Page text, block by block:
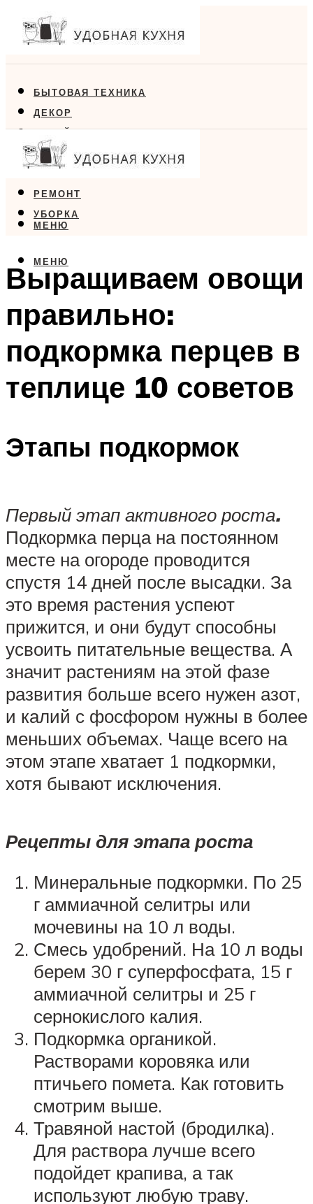
БЫТОВАЯ ТЕХНИКА
ДЕКОР
ДИЗАЙН
ЕДА
РЕМОНТ
УБОРКА
МЕНЮ
МЕНЮ
Выращиваем овощи
правильно:
подкормка перцев в
теплице 10 советов
Этапы подкормок
Первый этап активного роста.
Подкормка перца на постоянном
месте на огороде проводится
спустя 14 дней после высадки. За
это время растения успеют
прижится, и они будут способны
усвоить питательные вещества. А
значит растениям на этой фазе
развития больше всего нужен азот,
и калий с фосфором нужны в более
меньших объемах. Чаще всего на
этом этапе хватает 1 подкормки,
хотя бывают исключения.
Рецепты для этапа роста
Минеральные подкормки. По 25
г аммиачной селитры или
мочевины на 10 л воды.
Смесь удобрений. На 10 л воды
берем 30 г суперфосфата, 15 г
аммиачной селитры и 25 г
сернокислого калия.
Подкормка органикой.
Растворами коровяка или
птичьего помета. Как готовить
смотрим выше.
Травяной настой (бродилка).
Для раствора лучше всего
подойдет крапива, а так
используют любую траву.